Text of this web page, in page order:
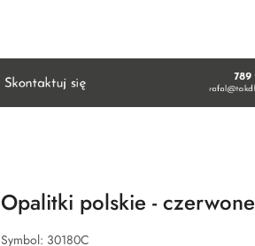
Opalitki polskie - czerwone
Symbol: 30180C